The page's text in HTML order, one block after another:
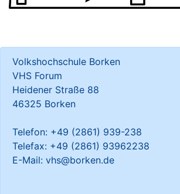
Volkshochschule Borken
VHS Forum
Heidener Straße 88
46325 Borken
Telefon: +49 (2861) 939-238
Telefax: +49 (2861) 93962238
E-Mail: vhs@borken.de